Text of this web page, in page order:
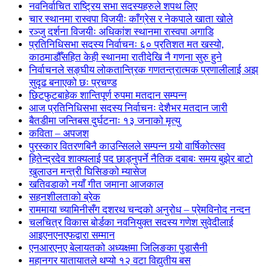
नवनिर्वाचित राष्ट्रिय सभा सदस्यहरुले शपथ लिए
चार स्थानमा रास्वपा विजयीः काँग्रेस र नेकपाले खाता खोले
रञ्जु दर्शना विजयीः अधिकांश स्थानमा रास्वपा अगाडि
प्रतिनिधिसभा सदस्य निर्वाचनः ६० प्रतिशत मत खस्यो,
काठमाडौँसहित केही स्थानमा रातीदेखि नै गणना सुरु हुने
निर्वाचनले सङ्घीय लोकतान्त्रिक गणतन्त्रात्मक प्रणालीलाई अझ
सुदृढ बनाएको छः प्रचण्ड
छिटफुटबाहेक शान्तिपूर्ण रुपमा मतदान सम्पन्न
आज प्रतिनिधिसभा सदस्य निर्वाचनः देशैभर मतदान जारी
बैतडीमा जन्तिबस दुर्घटनाः १३ जनाको मृत्यु
कविता – अपजश
पुरस्कार वितरणबिनै काउन्सिलले सम्पन्न गर्‍यो वार्षिकोत्सव
हितेन्द्रदेव शाक्यलाई पद छाड्नुपर्ने नैतिक दबाबः समय बुझेर बाटो
खुलाउन मन्त्री घिसिङको म्यासेज
खतिवडाको नयाँ गीत जमाना आजकाल
सहनशीलताको ब्रेक
राममाया च्यामिनीसँग दशरथ चन्दको अनुरोध – प्रेमविनोद नन्दन
चलचित्र विकास बोर्डका नवनियुक्त सदस्य गणेश सुवेदीलाई
आइएनएनएफद्वारा सम्मान
एनआरएनए बेलायतको अध्यक्षमा जिलिङका पुडासैनी
महानगर यातायातले थप्यो १२ वटा विद्युतीय बस